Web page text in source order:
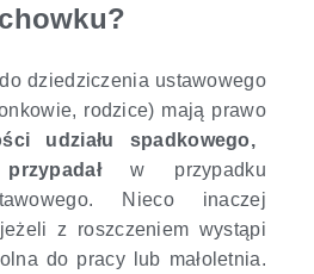
dziedziczenia ustawowego
rodzice) mają prawo
udziału spadkowego,
w przypadku
Nieco inaczej
z roszczeniem wystąpi
do pracy lub małoletnia.